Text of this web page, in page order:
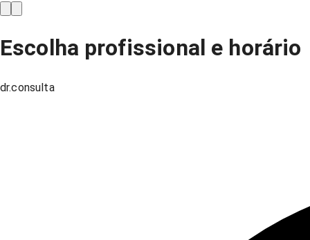
Escolha profissional e horário
dr.consulta